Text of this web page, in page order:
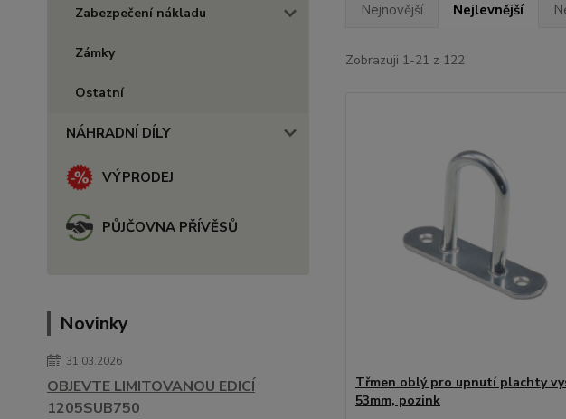
Zabezpečení nákladu
Zámky
Ostatní
NÁHRADNÍ DÍLY
VÝPRODEJ
PŮJČOVNA PŘÍVĚSŮ
Novinky
31.03.2026
OBJEVTE LIMITOVANOU EDICÍ
1205SUB750
Nejnovější Nejlevnější
Zobrazuji 1-21 z 122
Třmen oblý pro upnutí plachty
53mm, pozink